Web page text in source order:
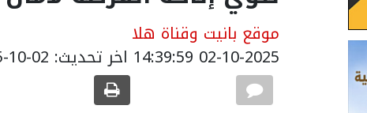
موقع بانيت وقناة هلا
02-10-2025 14:39:59 اخر تحديث: 02-10-2025 17:40:00